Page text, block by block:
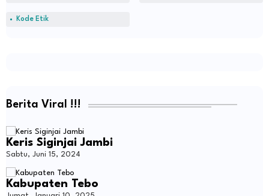
Kode Etik
Berita Viral !!!
Keris Siginjai Jambi
Sabtu, Juni 15, 2024
Kabupaten Tebo